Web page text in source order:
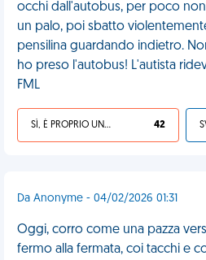
occhi dall'autobus, per poco
un palo, poi sbatto
pensilina guardando indietro.
ho preso l'autobus! L'autista
FML
SÌ, È PROPRIO UNA VDM! 42
Da Anonyme - 04/02/2026 01:31
Oggi, corro come una pazza
fermo alla fermata, coi tacchi e